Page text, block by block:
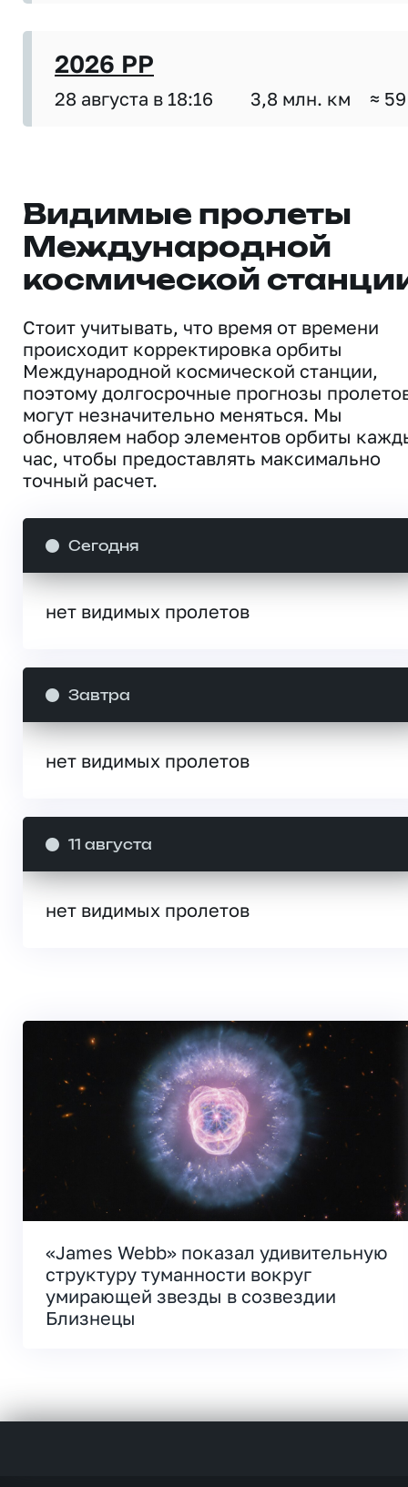
2026 PP
28 августа в 18:16 3,8 млн. км ≈
Видимые пролеты
Международной
космической
Стоит учитывать, что время от времени
происходит корректировка орбиты
Международной космической станции,
поэтому долгосрочные прогнозы
могут незначительно меняться. Мы
обновляем набор элементов орбиты
час, чтобы предоставлять максимально
точный расчет.
Сегодня
нет видимых пролетов
Завтра
нет видимых пролетов
11 августа
нет видимых пролетов
«James Webb» показал удивительную
структуру туманности вокруг
умирающей звезды в созвездии
Близнецы